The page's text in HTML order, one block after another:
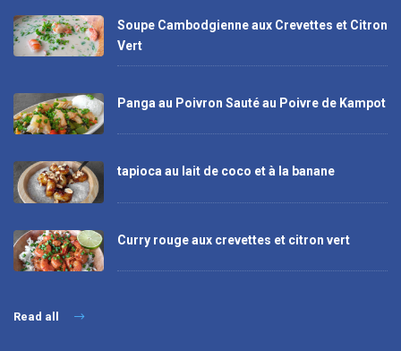
Soupe Cambodgienne aux Crevettes et Citron
Vert
Panga au Poivron Sauté au Poivre de Kampot
tapioca au lait de coco et à la banane
Curry rouge aux crevettes et citron vert
Read all